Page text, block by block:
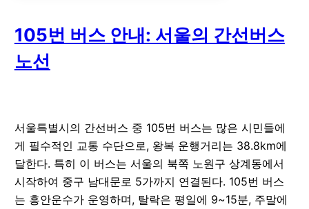
105번 버스 안내: 서울의 간선버스
노선
서울특별시의 간선버스 중 105번 버스는 많은 시민들에
게 필수적인 교통 수단으로, 왕복 운행거리는 38.8km에
달한다. 특히 이 버스는 서울의 북쪽 노원구 상계동에서
시작하여 중구 남대문로 5가까지 연결된다. 105번 버스
는 흥안운수가 운영하며, 탈락은 평일에 9~15분, 주말에